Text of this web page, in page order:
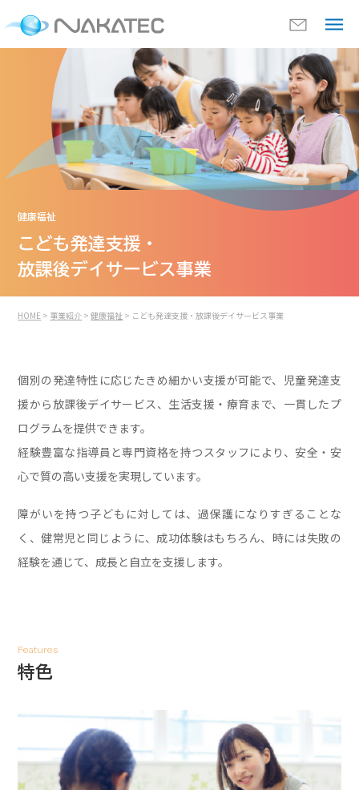
健康福祉
こども発達支援・
放課後デイサービス事業
HOME > 事業紹介 >健康福祉 > こども発達支援・放課後デイサービス事業
個別の発達特性に応じたきめ細かい支援が可能で、 児童発達支
援から放課後デイサービス、生活支援・療育まで、一貫したプ
ログラムを提供できます。
経験豊富な指導員と専門資格を持つスタッフにより、安全・安
心で質の高い支援を実現しています。
障がいを持つ子どもに対しては、過保護になりすぎることな
く、健常児と同じように、成功体験はもちろん、時には失敗の
経験を通じて、成長と自立を支援します。
Features
特色